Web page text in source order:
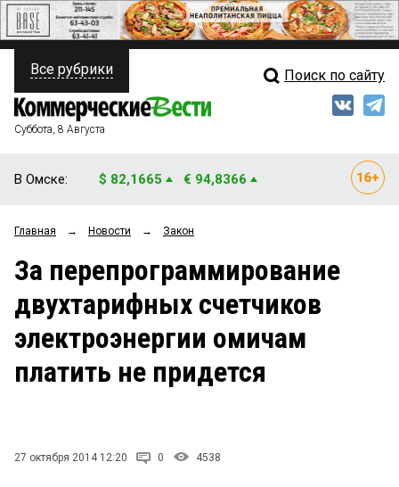
ПОЛИТИКА
ФИНАНСЫ
ОБЩЕСТВО
ЗАКОН
НОВОСТИ КОМПАНИЙ
Свежий выпуск
Рейтинги
Блоги
Архив
Все рубрики Поиск по сайту
Суббота, 8 Августа
В Омске: $ 82,1665 € 94,8366
Главная → Новости → Закон
За перепрограммирование
двухтарифных счетчиков
электроэнергии омичам
платить не придется
27 октября 2014 12:20 0 4538